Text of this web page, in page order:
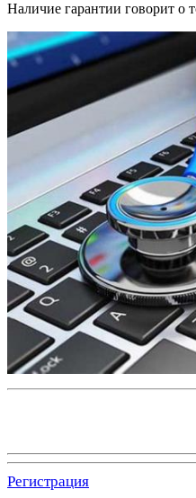
Наличие гарантии говорит о
Регистрация